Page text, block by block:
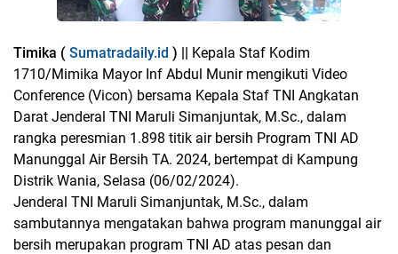
Timika ( Sumatradaily.id ) || Kepala Staf Kodim
1710/Mimika Mayor Inf Abdul Munir mengikuti Video
Conference (Vicon) bersama Kepala Staf TNI Angkatan
Darat Jenderal TNI Maruli Simanjuntak, M.Sc., dalam
rangka peresmian 1.898 titik air bersih Program TNI AD
Manunggal Air Bersih TA. 2024, bertempat di Kampung
Distrik Wania, Selasa (06/02/2024).
Jenderal TNI Maruli Simanjuntak, M.Sc., dalam
sambutannya mengatakan bahwa program manunggal air
bersih merupakan program TNI AD atas pesan dan